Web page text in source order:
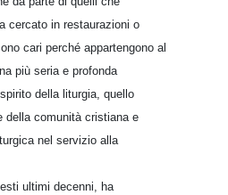
cercato in restaurazioni o
cari perché appartengono al
più seria e profonda
della liturgia, quello
della comunità cristiana e
nel servizio alla
ultimi decenni, ha